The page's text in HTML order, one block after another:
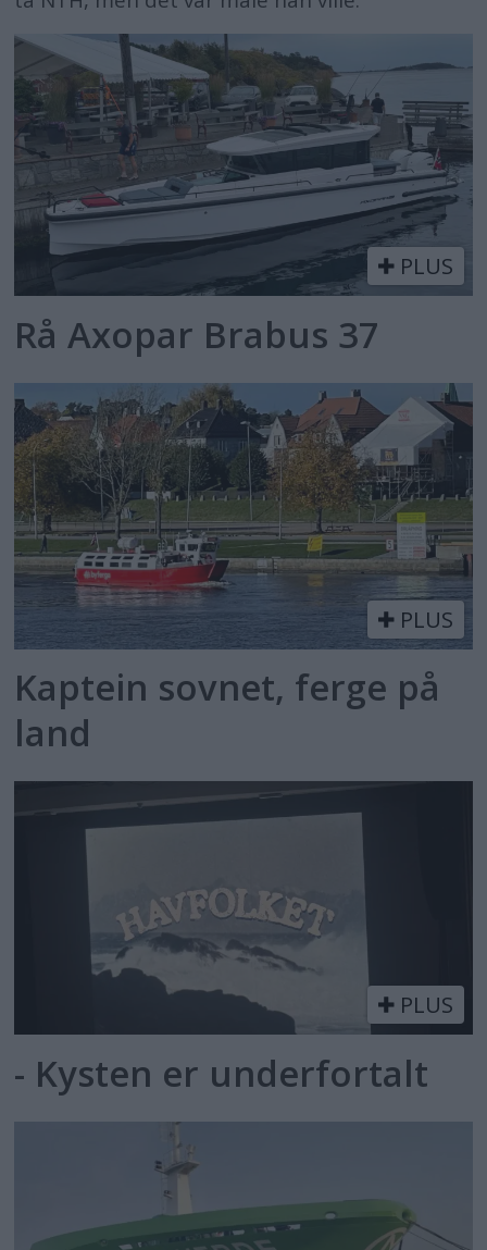
PLUS
Rå Axopar Brabus 37
PLUS
Kaptein sovnet, ferge på
land
PLUS
- Kysten er underfortalt